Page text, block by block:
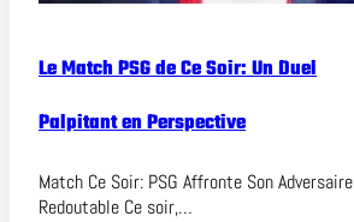
Le Match PSG de Ce Soir: Un Duel
Palpitant en Perspective
Match Ce Soir: PSG Affronte Son Adversaire
Redoutable Ce soir,…